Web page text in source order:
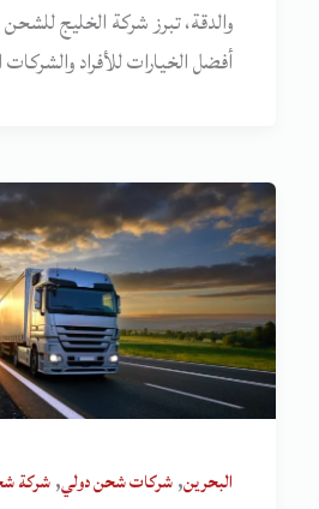
والدقة، تبرز شركة الخليج
أفضل الخيارات للأفراد
البحرين,شركات شحن دولي,شركة